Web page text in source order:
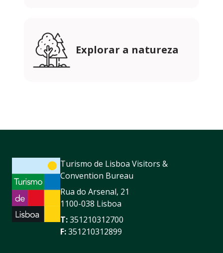
Explorar a natureza
Turismo de Lisboa Visitors &
Convention Bureau
Rua do Arsenal, 21
1100-038 Lisboa
T:351210312700
F:351210312899